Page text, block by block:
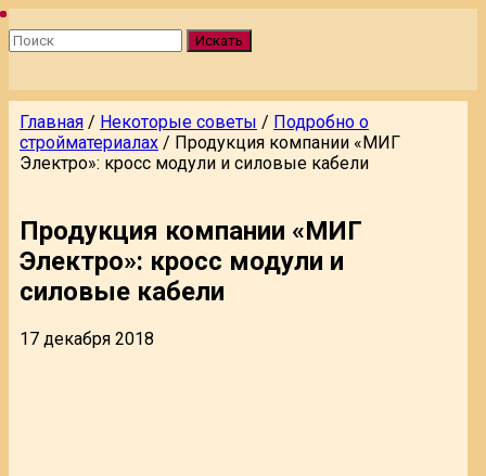
Искать
Главная / Некоторые советы / Подробно о
стройматериалах / Продукция компании «МИГ
Электро»: кросс модули и силовые кабели
Продукция компании «МИГ
Электро»: кросс модули и
силовые кабели
17 декабря 2018